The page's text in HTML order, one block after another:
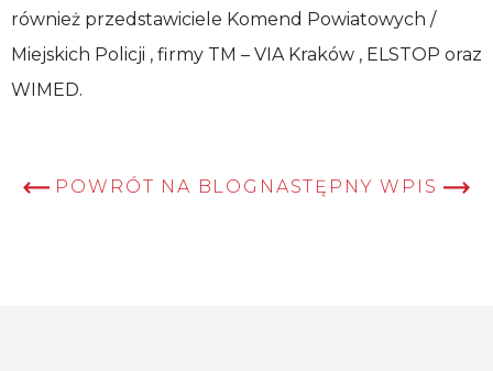
również przedstawiciele Komend Powiatowych /
Miejskich Policji , firmy TM – VIA Kraków , ELSTOP oraz
WIMED.
POWRÓT NA BLOG NASTĘPNY WPIS